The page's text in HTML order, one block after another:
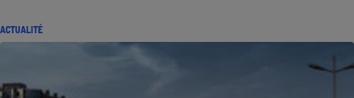
ACTUALITÉ